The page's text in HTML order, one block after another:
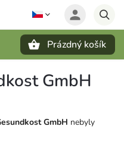
Prázdný košík
GmbH
GmbH nebyly